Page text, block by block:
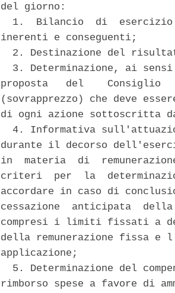
del giorno:
1.  Bilancio  di
inerenti e conseguenti;
2. Destinazione del
3. Determinazione, ai
proposta   del    Consiglio
(sovrapprezzo) che deve
di ogni azione sottoscritta
4. Informativa
durante il decorso
in  materia  di
criteri  per  la
accordare in caso di
cessazione  anticipata
compresi i limiti fissati a
della remunerazione fissa e
applicazione;
5. Determinazione del
rimborso spese a favore di